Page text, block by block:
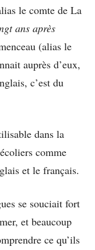
le comte de La
ans après
(alias le
auprès d’eux,
c’est du
dans la
comme
et le français.
se souciait fort
et beaucoup
ce qu’ils